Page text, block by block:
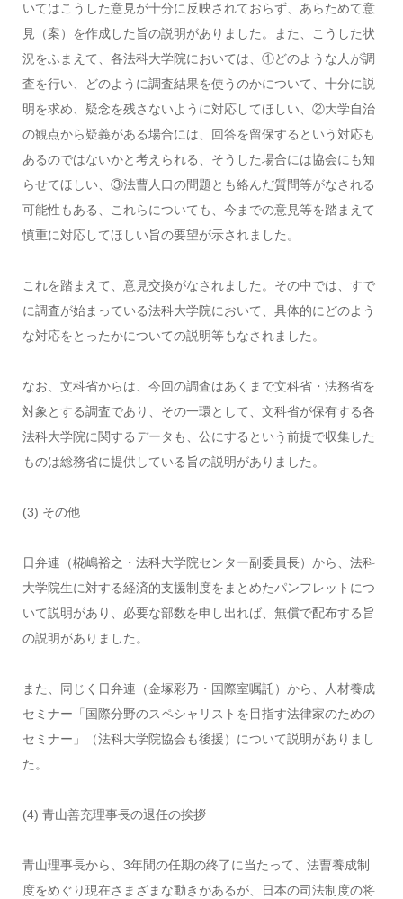
いてはこうした意見が十分に反映されておらず、あらためて意
見（案）を作成した旨の説明がありました。また、こうした状
況をふまえて、各法科大学院においては、①どのような人が調
査を行い、どのように調査結果を使うのかについて、十分に説
明を求め、疑念を残さないように対応してほしい、②大学自治
の観点から疑義がある場合には、回答を留保するという対応も
あるのではないかと考えられる、そうした場合には協会にも知
らせてほしい、③法曹人口の問題とも絡んだ質問等がなされる
可能性もある、これらについても、今までの意見等を踏まえて
慎重に対応してほしい旨の要望が示されました。
これを踏まえて、意見交換がなされました。その中では、すで
に調査が始まっている法科大学院において、具体的にどのよう
な対応をとったかについての説明等もなされました。
なお、文科省からは、今回の調査はあくまで文科省・法務省を
対象とする調査であり、その一環として、文科省が保有する各
法科大学院に関するデータも、公にするという前提で収集した
ものは総務省に提供している旨の説明がありました。
(3) その他
日弁連（椛嶋裕之・法科大学院センター副委員長）から、法科
大学院生に対する経済的支援制度をまとめたパンフレットにつ
いて説明があり、必要な部数を申し出れば、無償で配布する旨
の説明がありました。
また、同じく日弁連（金塚彩乃・国際室嘱託）から、人材養成
セミナー「国際分野のスペシャリストを目指す法律家のための
セミナー」（法科大学院協会も後援）について説明がありまし
た。
(4) 青山善充理事長の退任の挨拶
青山理事長から、3年間の任期の終了に当たって、法曹養成制
度をめぐり現在さまざまな動きがあるが、日本の司法制度の将